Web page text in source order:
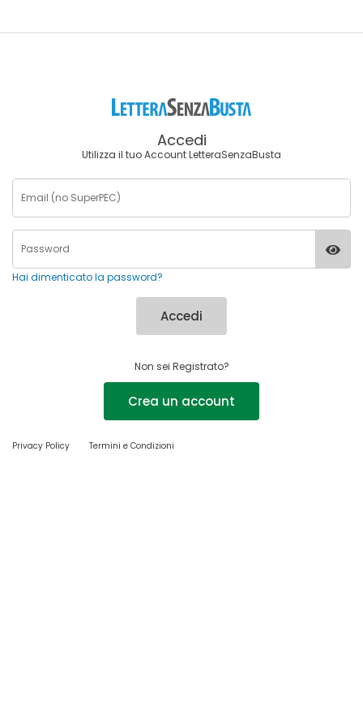
Accedi
Utilizza il tuo Account LetteraSenzaBusta
Hai dimenticato la password?
Accedi
Non sei Registrato?
Crea un account
Privacy Policy Termini e Condizioni